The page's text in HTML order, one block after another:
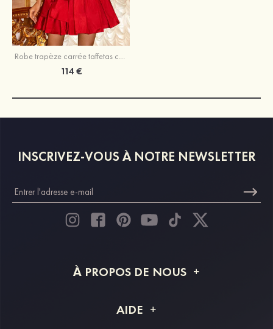
Robe trapèze carrée taffetas courte/mini robe de fête de la rentrée
114 €
INSCRIVEZ-VOUS À NOTRE NEWSLETTER
À PROPOS DE NOUS
Livraison
AIDE